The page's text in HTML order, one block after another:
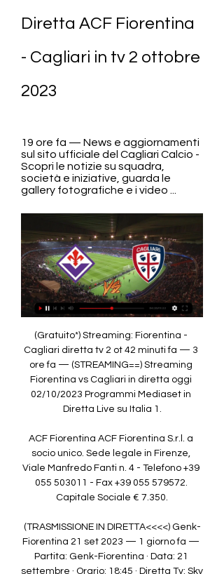
Diretta ACF Fiorentina
- Cagliari in tv 2 ottobre
2023
19 ore fa — News e aggiornamenti
sul sito ufficiale del Cagliari Calcio -
Scopri le notizie su squadra,
società e iniziative, guarda le
gallery fotografiche e i video ...
(Gratuito*) Streaming: Fiorentina - Cagliari diretta tv 2 ot 42 minuti fa — 3 ore fa — (STREAMING==) Streaming Fiorentina vs Cagliari in diretta oggi 02/10/2023 Programmi Mediaset in Diretta Live su Italia 1.

ACF Fiorentina ACF Fiorentina S.r.l. a socio unico. Sede legale in Firenze, Viale Manfredo Fanti n. 4 - Telefono +39 055 503011 - Fax +39 055 579572. Capitale Sociale € 7.350.

(TRASMISSIONE IN DIRETTA<<<<) Genk-Fiorentina 21 set 2023 — 1 giorno fa — Partita: Genk-Fiorentina · Data: 21 settembre · Orario: 18:45 · Diretta Tv: Sky · Streaming: Sky Go, Now Tv, Tim Vision, Dazn.

((STREAMING*)) Atalanta BC CS Cagliari in tv 24 22 settembre 2023 · BIGLIETTI SITO. Biglietti. FIORENTINA-CAGLIARI: biglietti in vendita. 22 s. AC Milan Milan-Cagliari Primavera in diretta streaming web tv ...

Fiorentina - Cagliari : Serie A - Calcio. Calendario, programma Live Fussball: ACF Fiorentina - Cagliari Calcio. Dove vedere in tv o diretta streaming. Scegli la canali. TNT Sports 1 [UK]. Blue Sport 1 [CH]. Ziggo Voetbal [ ...

Il suo Cagliari riuscirà a strappare punti sul campo della Viola di Vincenzo italiano? Dove vedere Fiorentina-Cagliari in tv e in streaming Puoi vedere Fiorentina-Cagliari, così come tutti i match della Serie A TIM 2023/24, su DAZN in streaming live e on demand. A che ora inizia Fiorentina-Cagliari Le due squadre si affronteranno per la 7ª giornata di campionato sabato 30 settembre alle 20:45. La telecronaca di Fiorentina-Cagliari Telecronaca affidata a Gabriele Giustiniani, commento tecnico di Fabio Bazzani. 

Segui Fiorentina-Cagliari LIVE sul nostro sito Diretta tv e streaming di Fiorentina-Cagliari La gara tra Fiorentina e Cagliari è in programma alle ore 18 allo stadio Franchi di Firenze e sarà visibile in diretta tv su Sky Sport Serie A e Canale 251. La diretta streaming sarà disponibile sulla piattaforma Skygo. Fiorentina-Cagliari, le formazioni ufficiali FIORENTINA (3-4-2-1): Dragowski; Milenkovic, Pezzella, Igor; Caceres, Amrabat, Pulgar, Biraghi; Callejon, Bonaventura, Vlahovic. 

[[[In data odierna!]]##] Streaming Udinese-Fiorentina in dir 8 giorni fa — ACF Fiorentina. Dove Vedere la Fiorentina Oggi: TV e Streaming su Cagliari 5/10/2023 21:00 Fiorentina-Ferencvaros 8/10/2023 Napoli ...

(Trasmissione in diretta) Oggi Genk Fiorentina in diretta 21 settembre 2023 (#818) · Issues · Video / Live · GitLabConference League, c'è Genk-Fiorentina: le sfide della 10 ore fa — La partita verrà trasmessa in diretta sui canali di Sky Sport e in streaming su Dazn, Sky Go e Now Tv. Il match comincerà alle ore 18:45... Dove Vedere la Fiorentina Oggi: TV e Streaming su DAZN e SkyCi sono diversi modi per vedere la Fiorentina in tv e in streaming, sia gratis, sia a pagamento. Trattandosi di una squadra in Serie A, le partite sono disponibili soprattutto su DAZN, Now e Sky Calcio. 

Conference League - Genk-Fiorentina, probabili formazioni 2 giorni fa — Conference League - Genk-Fiorentina, probabili formazioni, statistiche e dove vederla in tv e live streaming. Eurosport. LE SCELTE DI ITALIANO Come sempre è un terno al lotto stabilire quali possano essere le scelte di Italiano: in vista di Genk Fiorentina possiamo comunque pensare a qualche variazione rispetto alla vittoria di domenica. Sport: notizie, streaming, risultati live e in diretta - Sportmediaset Tutto lo Sport: news, foto, video e risultati live su calcio di Serie A, Calciomercato, Champions League, Europa League, MotoGP, Basket, F1 e Formula E. 

Genk - Fiorentina: pronostico, formazioni e dove vederla in 7 ore fa — Pronostici calcio oggi · Pronostici Serie A · Pronostici Champions League Sarà anche possibile vedere Genk – Fiorentina in diretta Probabili formazioni Genk Fiorentina/ Diretta tv 20 ore fa — Probabili formazioni Genk Fiorentina: diretta tv, le scelte di Vrancken e Italiano verso la partita che si gioca per il gruppo F Fiorentina, out Bonaventura per la sfida con il Genk 4 ore fa — Defezione importante per la Fiorentina attesa domani in casa del Genk dalla prima gara della fase a gironi di Conference Prossime partite: 21. Genk - Fiorentina, 24. 

La squadra di Vincenzo Italiano ci riprova dopo la finale persa pochi mesi fa contro il West Ham a Praga. Anche questa volta è passata indenne dal turno preliminare e ora prosegue quello che si spera possa essere un altro lungo cammino europeo per capitan Biraghi e compagni. Conference League, Genk-Fiorentina: info, orari 17 ore fa — Genk-Fiorentina, dove vederla in tv e streaming; Genk e; Fiorentina è in programma domani, giovedì 21 settembre, con calcio d'inizio alle KRC Genk–Fiorentina: come seguire la partita. 

Diretta Fiorentina-Cagliari ore 18: formazioni ufficiali, dove vederla in tv e in streamingFIRENZE - La Fiorentina di Prandelli ospita il Cagliari a Firenze per il 17esimo turno del campionato di Serie A. I viola sono reduci dalla sconfitta sul campo della Lazio e hanno 15 punti in classifica. In casa, hanno collezionato 2 vittorie e 4 pareggi, perdendo contro Benevento e Sampdoria. Il Cagliari, invece, è a quota 14 punti in graduatoria e viene da tre ko consecutivi, contro Roma, Napoli e Benevento. In 8 trasferte, ha conquistato una sola vittoria, sul campo del Torino. 

CagliariCalcio.com | Il sito ufficiale del Cagliari Calcio - The 19 ore fa — News e aggiornamenti sul sito ufficiale del Cagliari Calcio - Scopri le notizie su squadra, società e iniziative, guarda le gallery fotografiche e i video ...

Coppa Italia - Fiorentina-Inter: probabili formazioni della finale 23 mag 2023 — Fiorentina-Inter: dove vederla in tv. Fiorentina-Inter, finale dell Fiorentina ...

Calcio: Fiorentina Risultati in diretta, Calendario, Risultati Cagliari. 02.10. 11:45. EUROPAEuropa Conference League - Fase a Gironi Fiorentina. Diretta.it Centro Live (disponibile per i campionati maggiori) fornisce ...

Di seguito, il calendario. Sommario: ACF Fiorentina, la storia della società La Formazione "tipo" della Fiorentina 2023/24 Dove Vedere la Fiorentina in Streaming? Dove Vedere la Fiorentina in Conference League? Come Vedere Gratis le Partite della Fiorentina? Le Prossime Partite della Fiorentina - Settembre-Ottobre 2023 Data Partita Come Vederla 17/09/2023 18:00 Fiorentina-Atalanta (Serie A) Su DAZN 21/09/2023 18:45 Genk-Fiorentina (Conference League) Su NOW, Sky Sport e DAZN 24/09/2023 15:00 Udinese-Fiorentina 28/09/2023 18:30 Frosinone-Fiorentina Su DAZN, NOW e Sky Calcio 2/10/2023 20:45 Fiorentina-Cagliari 5/10/2023 21:00 Fiorentina-Ferencvaros 8/10/2023 Napoli-Fiorentina 23/10/2023 Fiorentina-Empoli 26/10/2023 Fiorentina-Cukaricki Su NOW, Sky Sport 30/10/2023 Lazio-Fiorentina L'ACF Fiorentina, o semplicemente Fiorentina, è la squadra della città di Firenze conosciuta anche come la Viola per il colore caratteristico dello stemma e della divisa sociale. 

Scaricala gratis! Genk - Fiorentina: pronostico, formazioni e dove vederla in 6 ore fa — Sarà anche possibile vedere Genk – Fiorentina in diretta streaming Come ottenere Football Manager gratis con Amazon Prime. Come ottenere la... Come prima punta invece il favorito è Zeqiri: lo svizzero, passato qualche anno fa anche dalla Juventus, ha buona esperienza internazionale con la nazionale rossocrociata e ha fatto molto bene nel Basilea. Genk-Fiorentina in tv: data, orario, canale e diretta streaming Conference League 2023/2024Cristiano Biraghi - Foto LiveMedia/Nicolas Morassutti Le indicazioni per seguire in diretta tv la sfida tra Genk e Fiorentina, valida per il primo turno della fase a gironi di Conference League 2023/2024. 

(((DIRETTA TV!))) Fiorentina Cagliari streaming 02/10/2023 2 2 ore fa — 2 ore fa — Dove vedere Fiorentina-Cagliari in tv e in streaming Puoi vedere Fiorentina-Cagliari, così come tutti i match della Serie A TIM ...

ACF Fiorentina vs Cagliari Calcio live punteggio,predizione() Dove guardare ACF Fiorentina vs Cagliari Calcio online?AiScore provides ACF Fiorentina vs Cagliari Calcio(2013/09/15) live punteggio,h2h,predizione ...

Cagliari in tv 2 ottobre 202 | Group | ErieAPAA Come vedere Fiorentina-Cagliari in diretta tv e in streamingFiorentina-Cagliari è in programma lunedì alle 20:45 allo stadio “Franchi” di Firenze e verrà trasmessa in diretta streaming su DAZN. La piattaforma streaming detiene i diritti di trasmissione di tutte le partite del massimo campionato italiano. Come vedere Fiorentina-Cagliari in diretta tv e in streamingFiorentina-Cagliari è in programma lunedì alle 20:45 allo stadio “Franchi” di Firenze e verrà trasmessa in diretta streaming su DAZN. La piattaforma streaming detiene i diritti di trasmissione di tutte le partite del massimo campionato italiano. 50 minuti fa erieapaa.org erieapaa.org

1 ora fa — Segui live la partita di Conference League KRC Genk-Fiorentina su skysport. it. Le probabili formazioni, tutte le news per arrivare preparato al meglio Genk Fiorentina: orario e dove vederla in tv 16 ore fa — Per quanto riguarda i servizi in streaming, la partita si vedrà sia su Sky Go, il servizio streaming di Sky e su Now. Prossime Vincenzo Italiano – StadioSport. ACF Fiorentina... FIORENTINA. 19 settembre 2023 · Prima Squadra. KRC GENK – FIORENTINA: INFORMAZIONI PER I MEDIA. 18 settembre 2023 · Prima Squadra. 

Graphic Sports: Issue 2,806 May 11-13 2010 - Risultati da Google Libri Felix Abayateye · 2010... ( Cagliari ) , Gennaro Gattuso and Andrea Pirlo ( AC Milan ) , Riccardo Montolivo ( Fiorentina ) TV South Africa . Both men were dismissed during the semi - ...

Diretta Fiorentina-Cagliari: dove vederla in tv e live streaming | DAZN News ITSettima giornata in Serie A TIM: Ranieri torna al Franchi con il Cagliari per sfidare la Fiorentina. Ultime news e link per lo streamingA chiudere la settima giornata di campionato, il monday night dell'Artemio Franchi tra Fiorentina e Cagliari. Claudio Ranieri ritorna a Firenze dove 30 anni prima prese la Fiorentina retrocessa, la riportò subito n Serie A per poi vincere anche due trofei: la Coppa Italia e la Supercoppa italiana. 

Buongiorno Viola Park 19... Come pr